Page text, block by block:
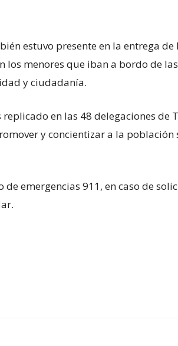
estuvo presente en la entrega de
los menores que iban a bordo de
y ciudadanía.
en las 48 delegaciones de
y concientizar a la población
de emergencias 911, en caso de